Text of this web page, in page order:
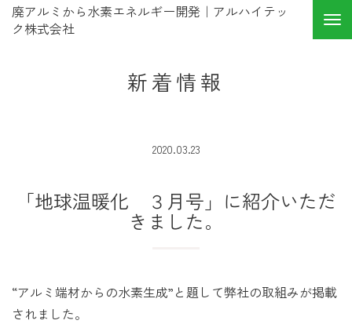
廃アルミから水素エネルギー開発｜アルハイテッ
ク株式会社
新着情報
2020.03.23
「地球温暖化 ３月号」に紹介いただ
きました。
“アルミ端材からの水素生成”と題して弊社の取組みが掲載
されました。